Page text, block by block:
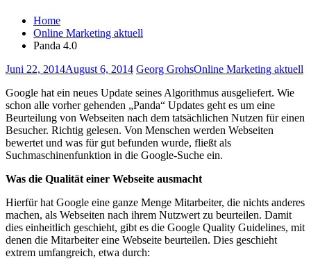
Home
Online Marketing aktuell
Panda 4.0
Juni 22, 2014August 6, 2014 Georg GrohsOnline Marketing aktuell
Google hat ein neues Update seines Algorithmus ausgeliefert. Wie
schon alle vorher gehenden „Panda“ Updates geht es um eine
Beurteilung von Webseiten nach dem tatsächlichen Nutzen für einen
Besucher. Richtig gelesen. Von Menschen werden Webseiten
bewertet und was für gut befunden wurde, fließt als
Suchmaschinenfunktion in die Google-Suche ein.
Was die Qualität einer Webseite ausmacht
Hierfür hat Google eine ganze Menge Mitarbeiter, die nichts anderes
machen, als Webseiten nach ihrem Nutzwert zu beurteilen. Damit
dies einheitlich geschieht, gibt es die Google Quality Guidelines, mit
denen die Mitarbeiter eine Webseite beurteilen. Dies geschieht
extrem umfangreich, etwa durch: